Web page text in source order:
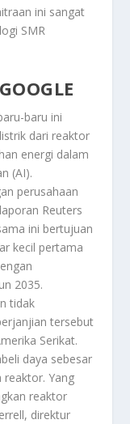
ini sangat
SMR
baru ini
dari reaktor
energi dalam
(AI).
perusahaan
Reuters
ini bertujuan
kecil pertama
2035.
tidak
tersebut
Serikat.
daya sebesar
Yang
reaktor
direktur